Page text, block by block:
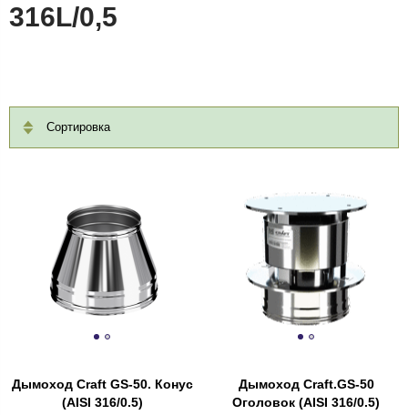
316L/0,5
Сортировка
Дымоход Craft GS-50. Конус
(AISI 316/0.5)
Дымоход Craft.GS-50
Оголовок (AISI 316/0.5)